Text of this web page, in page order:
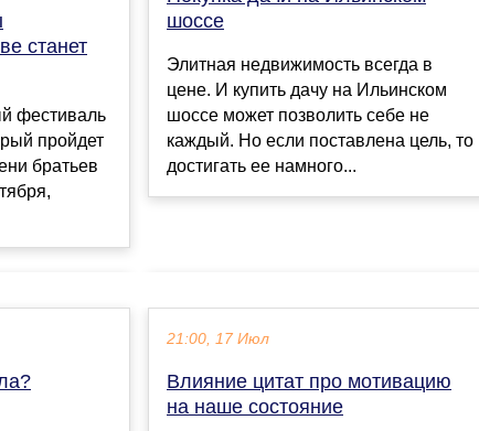
станет
фестиваль
пройдет
братьев
шоссе
Элитная недвижимость всегда в
цене. И купить дачу на Ильинском
шоссе может позволить себе не
каждый. Но если поставлена цель, то
достигать ее намного...
21:00, 17 Июл
Влияние цитат про мотивацию
на наше состояние